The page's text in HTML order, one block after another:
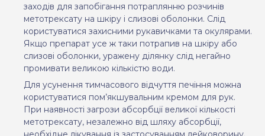
заходів для запобігання потраплянню розчинів
метотрексату на шкіру і слизові оболонки. Слід
користуватися захисними рукавичками та окулярами.
Якщо препарат усе ж таки потрапив на шкіру або
слизові оболонки, уражену ділянку слід негайно
промивати великою кількістю води.
Для усунення тимчасового відчуття печіння можна
користуватися пом’якшувальним кремом для рук.
При наявності загрози абсорбції великої кількості
метотрексату, незалежно від шляху абсорбції,